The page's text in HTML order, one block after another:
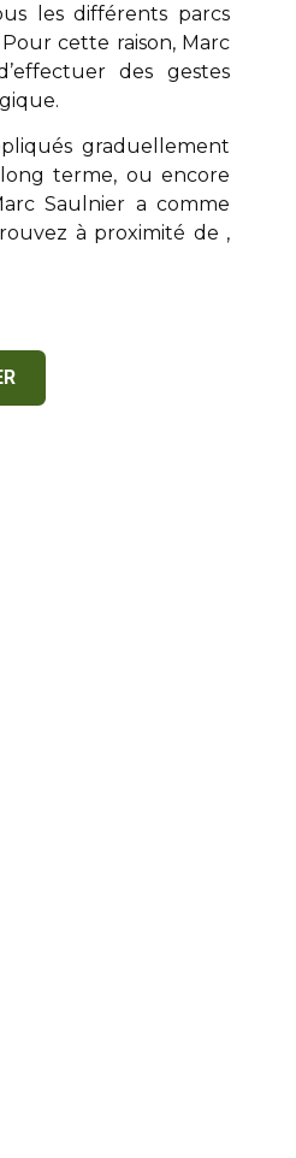
les différents parcs
Pour cette raison, Marc
des gestes
graduellement
terme, ou encore
Saulnier a comme
à proximité de ,